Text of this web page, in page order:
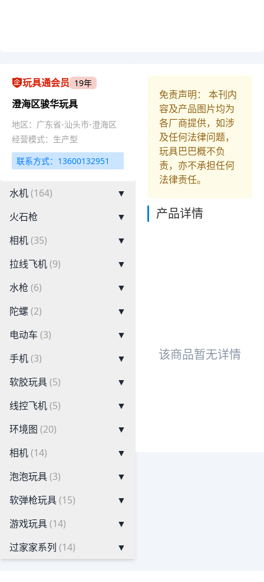
玩具通会员 19年
澄海区骏华玩具
地区：广东省-汕头市-澄海区
经营模式：生产型
联系方式：13600132951
水机(164)
▼
火石枪
▼
相机(35)
▼
拉线飞机(9)
▼
水枪 (6)
▼
陀螺 (2)
▼
电动车 (3)
▼
手机(3)
▼
软胶玩具(5)
▼
线控飞机(5)
▼
环境图 (20)
▼
相机(14)
▼
泡泡玩具(3)
▼
软弹枪玩具(15)
▼
游戏玩具(14)
▼
过家家系列 (14) ▼
免责声明： 本刊内
容及产品图片均为
各厂商提供，如涉
及任何法律问题，
玩具巴巴概不负
责，亦不承担任何
法律责任。
产品详情
该商品暂无详情